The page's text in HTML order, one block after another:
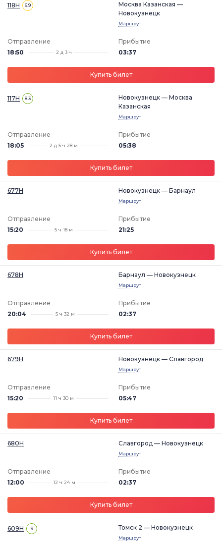
118Н 6.9
Москва Казанская —
Новокузнецк
Маршрут
Отправление
18:50
2 д 3 ч
Прибытие
03:37
Купить билет
117Н 8.3
Новокузнецк — Москва
Казанская
Маршрут
Отправление
18:05
2 д 5 ч 28 м
Прибытие
05:38
Купить билет
677Н Новокузнецк — Барнаул
Маршрут
Отправление
15:20
5 ч 18 м
Прибытие
21:25
Купить билет
678Н Барнаул — Новокузнецк
Маршрут
Отправление
20:04
5 ч 32 м
Прибытие
02:37
Купить билет
679Н Новокузнецк — Славгород
Маршрут
Отправление
15:20
11 ч 30 м
Прибытие
05:47
Купить билет
680Н Славгород — Новокузнецк
Маршрут
Отправление
12:00
12 ч 24 м
Прибытие
02:37
Купить билет
609Н 9 Томск 2 — Новокузнецк
Маршрут